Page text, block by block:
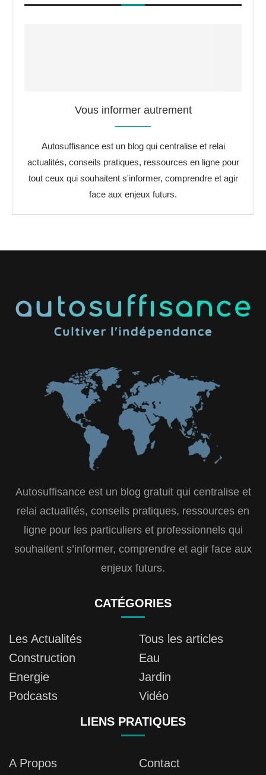
Vous informer autrement
Autosuffisance est un blog qui centralise et relai
actualités, conseils pratiques, ressources en ligne pour
tout ceux qui souhaitent s'informer, comprendre et agir
face aux enjeux futurs.
Autosuffisance est un blog gratuit qui centralise et
relai actualités, conseils pratiques, ressources en
ligne pour les particuliers et professionnels qui
souhaitent s’informer, comprendre et agir face aux
enjeux futurs.
CATÉGORIES
Les Actualités
Tous les articles
Construction
Eau
Energie
Jardin
Podcasts
Vidéo
LIENS PRATIQUES
A Propos
Contact